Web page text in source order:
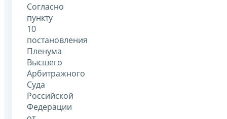
Согласно
пункту
10
постановления
Пленума
Высшего
Арбитражного
Суда
Российской
Федерации